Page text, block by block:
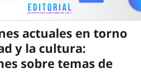
actuales en torno
y la cultura:
sobre temas de